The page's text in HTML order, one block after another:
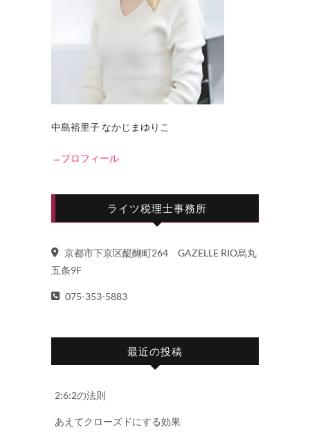
中島裕里子 なかじまゆりこ
→プロフィール
ライツ税理士事務所
京都市下京区醍醐町264 GAZELLE RIO烏丸
五条9F
075-353-5883
最近の投稿
2:6:2の法則
あえてクローズドにする効果